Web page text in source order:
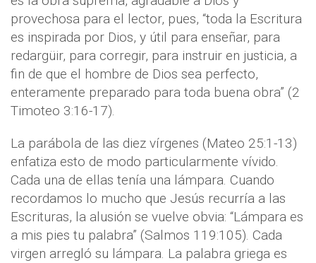
provechosa para el lector, pues, “toda la Escritura
es inspirada por Dios, y útil para enseñar, para
redargüir, para corregir, para instruir en justicia, a
fin de que el hombre de Dios sea perfecto,
enteramente preparado para toda buena obra” (2
Timoteo 3:16-17).
La parábola de las diez vírgenes (Mateo 25:1-13)
enfatiza esto de modo particularmente vívido.
Cada una de ellas tenía una lámpara. Cuando
recordamos lo mucho que Jesús recurría a las
Escrituras, la alusión se vuelve obvia: “Lámpara es
a mis pies tu palabra” (Salmos 119:105). Cada
virgen arregló su lámpara. La palabra griega es